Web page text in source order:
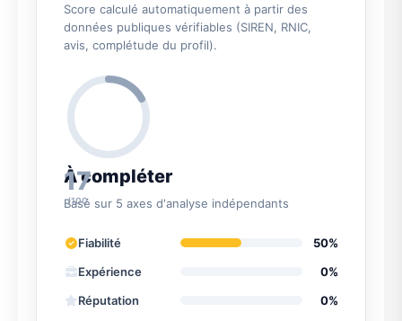
Score calculé automatiquement à partir des
données publiques vérifiables (SIREN, RNIC,
avis, complétude du profil).
17
/100
À compléter
Basé sur 5 axes d'analyse indépendants
Fiabilité
50%
Expérience
0%
Réputation
0%